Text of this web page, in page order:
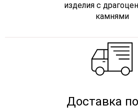
изделия с
камнями
Доставка